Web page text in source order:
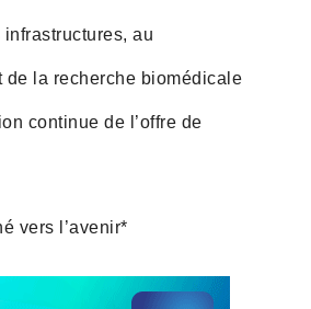
infrastructures, au
de la recherche biomédicale
continue de l’offre de
vers l’avenir*